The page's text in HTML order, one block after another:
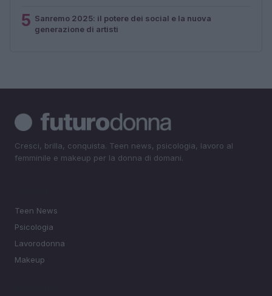
5 Sanremo 2025: il potere dei social e la nuova
generazione di artisti
Cresci, brilla, conquista. Teen news, psicologia, lavoro al
femminile e makeup per la donna di domani.
Teen News
Psicologia
Lavorodonna
Makeup